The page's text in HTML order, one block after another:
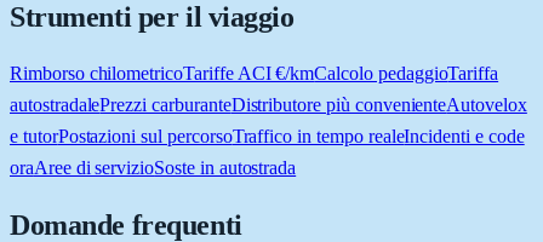
Strumenti per il viaggio
Rimborso chilometricoTariffe ACI €/kmCalcolo pedaggioTariffa
autostradalePrezzi carburanteDistributore più convenienteAutovelox
e tutorPostazioni sul percorsoTraffico in tempo realeIncidenti e code
oraAree di servizioSoste in autostrada
Domande frequenti